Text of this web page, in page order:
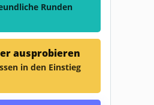
Runden
ausprobieren
in den Einstieg